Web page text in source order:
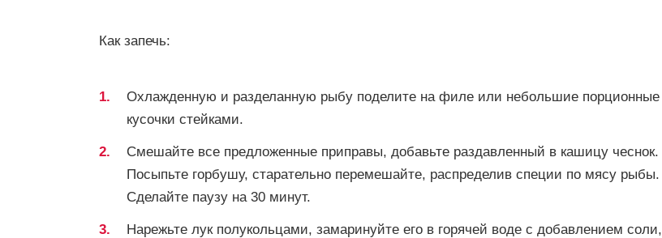
Как запечь:
Охлажденную и разделанную рыбу поделите на филе или небольшие порционные
кусочки стейками.
Смешайте все предложенные приправы, добавьте раздавленный в кашицу чеснок.
Посыпьте горбушу, старательно перемешайте, распределив специи по мясу рыбы.
Сделайте паузу на 30 минут.
Нарежьте лук полукольцами, замаринуйте его в горячей воде с добавлением соли,